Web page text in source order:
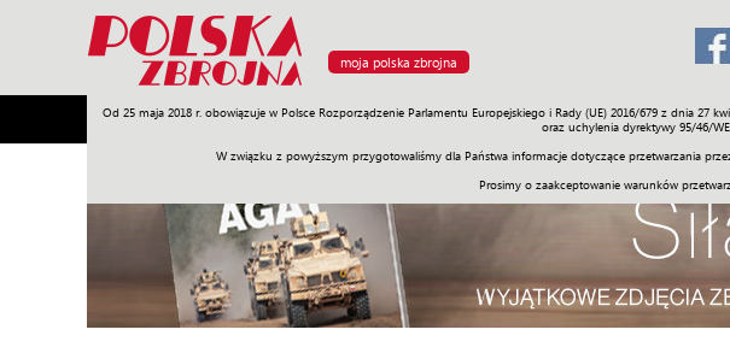
moja polska zbrojna
Od 25 maja 2018 r. obowiązuje w Polsce Rozporządzenie Parlamentu Europejskiego i Rady (UE) 2016/679 z dnia
oraz uchylenia dyrektywy 95/46/
W związku z powyższym przygotowaliśmy dla Państwa informacje dotyczące przetwarzania
Prosimy o zaakceptowanie warunków
Armia Poligon Sprzęt Misje Polityka Prawo Świat Społeczność